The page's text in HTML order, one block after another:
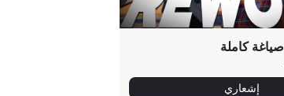
إشعاري